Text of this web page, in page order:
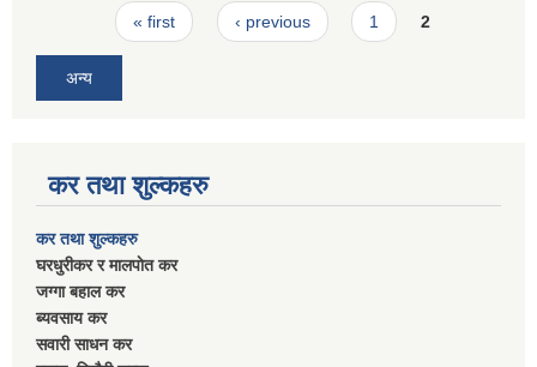
Pages« first ‹ previous 1 2
अन्य
कर तथा शुल्कहरु
कर तथा शुल्कहरु
घरधुरीकर र मालपाेत कर
जग्गा बहाल कर
ब्यवसाय कर
सवारी साधन कर